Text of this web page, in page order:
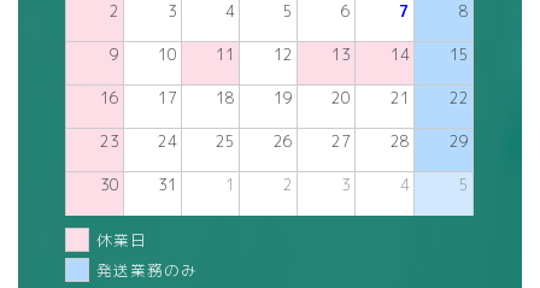
2 3 4 5 6 7 8
9 10 11 12 13 14 15
16 17 18 19 20 21 22
23 24 25 26 27 28 29
30 31 1 2 3 4 5
休業日
発送業務のみ